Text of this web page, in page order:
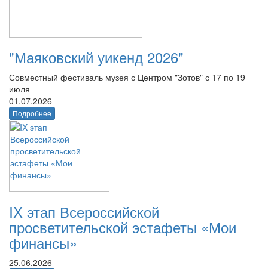
"Маяковский уикенд 2026"
Совместный фестиваль музея с Центром "Зотов" с 17 по 19
июля
01.07.2026
Подробнее
IX этап Всероссийской
просветительской эстафеты «Мои
финансы»
25.06.2026